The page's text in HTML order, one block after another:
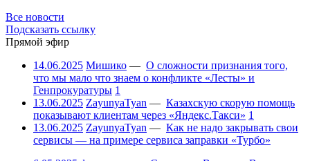
Все новости
Подсказать ссылку
Прямой эфир
14.06.2025 Мишико — О сложности признания того,
что мы мало что знаем о конфликте «Лесты» и
Генпрокуратуры 1
13.06.2025 ZayunyaTyan — Казахскую скорую помощь
показывают клиентам через «Яндекс.Такси» 1
13.06.2025 ZayunyaTyan — Как не надо закрывать свои
сервисы — на примере сервиса заправки «Турбо»